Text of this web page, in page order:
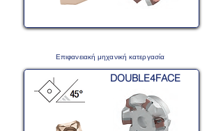
Επιφανειακή μηχανική κατεργασία
DOUBLE4FACE